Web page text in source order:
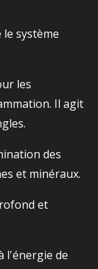
système
les
Il agit
des
et minéraux.
et
l'énergie de